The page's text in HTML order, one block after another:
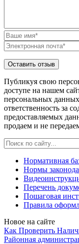
Публикуя свою
доступе на нашем
персональных
ответственность за
предоставляемых
продаем и не
Нормативная
Нормы
Перечень
Пошаговая
Правила
Новое на сайте
Как Проверить
Paйoннaя